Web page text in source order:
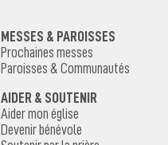
MESSES & PAROISSES
Prochaines messes
Paroisses & Communautés
AIDER & SOUTENIR
Aider mon église
Devenir bénévole